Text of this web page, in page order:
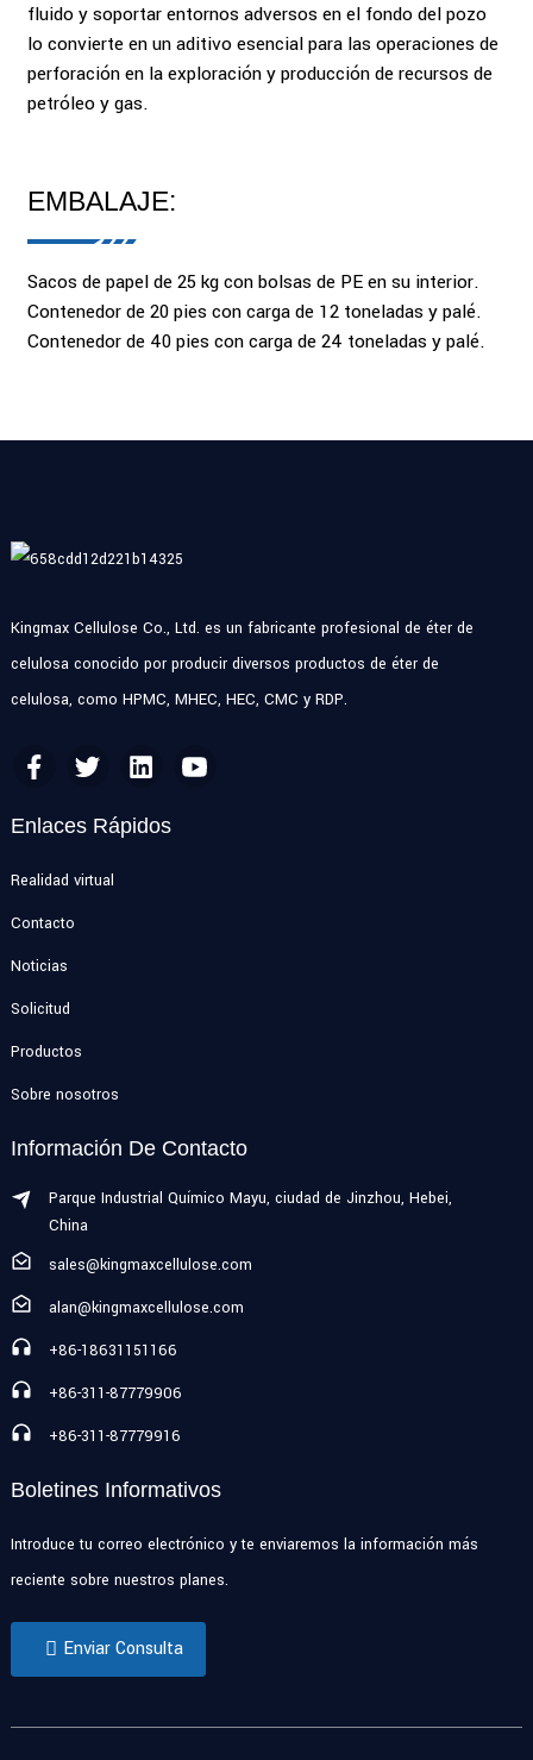
fluido y soportar entornos adversos en el fondo del pozo
lo convierte en un aditivo esencial para las operaciones de
perforación en la exploración y producción de recursos de
petróleo y gas.
EMBALAJE:
Sacos de papel de 25 kg con bolsas de PE en su interior.
Contenedor de 20 pies con carga de 12 toneladas y palé.
Contenedor de 40 pies con carga de 24 toneladas y palé.
Kingmax Cellulose Co., Ltd. es un fabricante profesional de éter de
celulosa conocido por producir diversos productos de éter de
celulosa, como HPMC, MHEC, HEC, CMC y RDP.
Enlaces Rápidos
Realidad virtual
Contacto
Noticias
Solicitud
Productos
Sobre nosotros
Información De Contacto
Parque Industrial Químico Mayu, ciudad de Jinzhou, Hebei,
China
sales@kingmaxcellulose.com
alan@kingmaxcellulose.com
+86-18631151166
+86-311-87779906
+86-311-87779916
Boletines Informativos
Introduce tu correo electrónico y te enviaremos la información más
reciente sobre nuestros planes.
Enviar Consulta